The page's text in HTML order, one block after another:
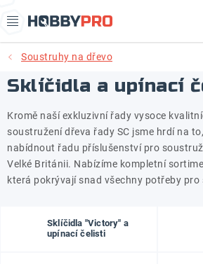
na
AKCE
PRODUKTY
PRODUKTY RECORD POWER
PRODUKTY BENET
KURZY SOUSTRUŽENÍ DŘEVA
Soustruhy na dřevo
Sklíčidla a upínací
Kromě naší exkluzivní řady vysoce
soustružení dřeva řady SC jsme hrdí na
nabídnout řadu příslušenství pro
Velké Británii. Nabízíme kompletní
která pokrývají snad všechny potřeby pro
Sklíčidla "Victory" a
upínací čelisti